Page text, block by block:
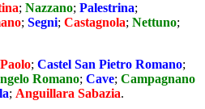
; Nazzano; Palestrina;
; Segni; Castagnola; Nettuno;
; Castel San Pietro Romano;
Romano; Cave; Campagnano
; Anguillara Sabazia.